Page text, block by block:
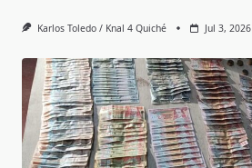
Karlos Toledo / Knal 4 Quiché Jul 3, 2026